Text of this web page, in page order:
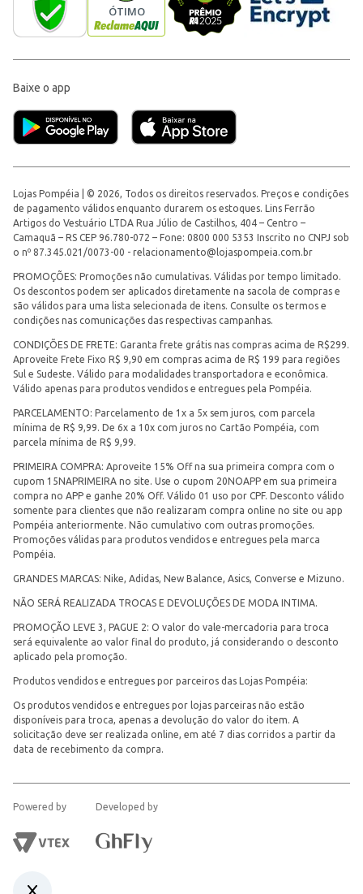
Baixe o app
Lojas Pompéia | © 2026, Todos os direitos reservados. Preços e condições
de pagamento válidos enquanto durarem os estoques. Lins Ferrão
Artigos do Vestuário LTDA Rua Júlio de Castilhos, 404 – Centro –
Camaquã – RS CEP 96.780-072 – Fone: 0800 000 5353 Inscrito no CNPJ sob
o nº 87.345.021/0073-00 - relacionamento@lojaspompeia.com.br
PROMOÇÕES: Promoções não cumulativas. Válidas por tempo limitado.
Os descontos podem ser aplicados diretamente na sacola de compras e
são válidos para uma lista selecionada de itens. Consulte os termos e
condições nas comunicações das respectivas campanhas.
CONDIÇÕES DE FRETE: Garanta frete grátis nas compras acima de R$299.
Aproveite Frete Fixo R$ 9,90 em compras acima de R$ 199 para regiões
Sul e Sudeste. Válido para modalidades transportadora e econômica.
Válido apenas para produtos vendidos e entregues pela Pompéia.
PARCELAMENTO: Parcelamento de 1x a 5x sem juros, com parcela
mínima de R$ 9,99. De 6x a 10x com juros no Cartão Pompéia, com
parcela mínima de R$ 9,99.
PRIMEIRA COMPRA: Aproveite 15% Off na sua primeira compra com o
cupom 15NAPRIMEIRA no site. Use o cupom 20NOAPP em sua primeira
compra no APP e ganhe 20% Off. Válido 01 uso por CPF. Desconto válido
somente para clientes que não realizaram compra online no site ou app
Pompéia anteriormente. Não cumulativo com outras promoções.
Promoções válidas para produtos vendidos e entregues pela marca
Pompéia.
GRANDES MARCAS: Nike, Adidas, New Balance, Asics, Converse e Mizuno.
NÃO SERÁ REALIZADA TROCAS E DEVOLUÇÕES DE MODA INTIMA.
PROMOÇÃO LEVE 3, PAGUE 2: O valor do vale-mercadoria para troca
será equivalente ao valor final do produto, já considerando o desconto
aplicado pela promoção.
Produtos vendidos e entregues por parceiros das Lojas Pompéia:
Os produtos vendidos e entregues por lojas parceiras não estão
disponíveis para troca, apenas a devolução do valor do item. A
solicitação deve ser realizada online, em até 7 dias corridos a partir da
data de recebimento da compra.
Powered by Developed by